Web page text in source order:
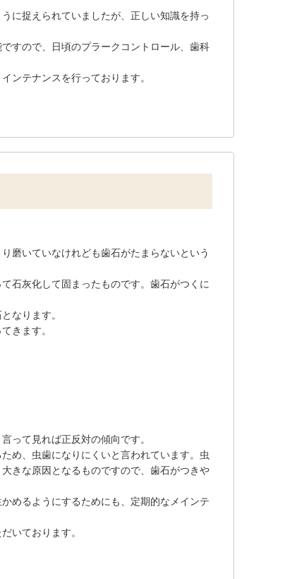
に捉えられていましたが、正しい知識を持っ
すので、日頃のプラークコントロール、歯科
ンテナンスを行っております。
磨いていなけれども歯石がたまらないという
石灰化して固まったものです。歯石がつくに
なります。
きます。
って見れば正反対の傾向です。
め、虫歯になりにくいと言われています。虫
きな原因となるものですので、歯石がつきや
めるようにするためにも、定期的なメインテ
いております。